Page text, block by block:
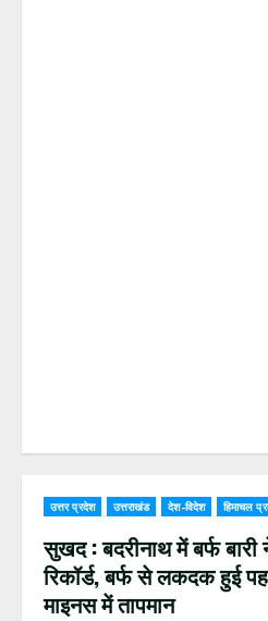
उत्तर प्रदेश उत्तराखंड देश-विदेश हिमाचल
सुखद : बदरीनाथ में बर्फ
रिकॉर्ड, बर्फ से लकदक हुई
माइनस में तापमान